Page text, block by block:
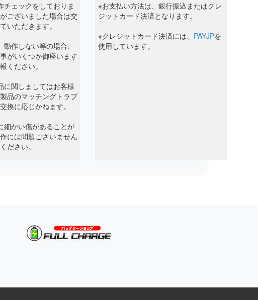
チェックをしておりま
ございました場合は交
いただきます。
作しない等の場合、
がいくつか御座います
ください。
に関しましてはお客様
品のマッチングトラブ
換に応じかねます。
細かい傷があることが
には問題ございません
ださい。
※お支払い方法は、銀行振込またはクレ
ジットカード決済となります。
※クレジットカード決済には、 PAYJPを
使用しています。